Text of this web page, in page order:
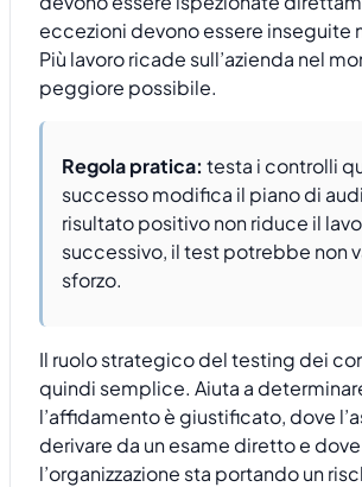
eccezioni devono essere inseguite
Più lavoro ricade sull’azienda nel
peggiore possibile.
Regola pratica: testa i controlli
successo modifica il piano di
risultato positivo non riduce il
successivo, il test potrebbe non
sforzo.
Il ruolo strategico del testing dei
quindi semplice. Aiuta a
l’affidamento è giustificato, dove
derivare da un esame diretto e dove
l’organizzazione sta portando un